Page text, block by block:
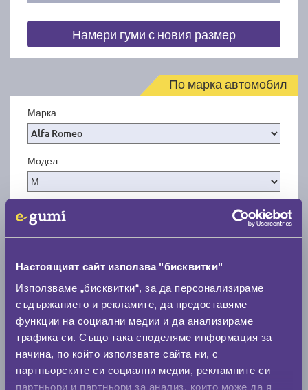
Настоящият сайт използва "бисквитки"
Използваме „бисквитки“, за да персонализираме
съдържанието и рекламите, да предоставяме
функции на социални медии и да анализираме
трафика си. Също така споделяме информация за
начина, по който използвате сайта ни, с
партньорските си социални медии, рекламните си
партньори и партньори за анализ, които може да я
Намери гуми с новия размер
По марка автомобил
Марка
Модел